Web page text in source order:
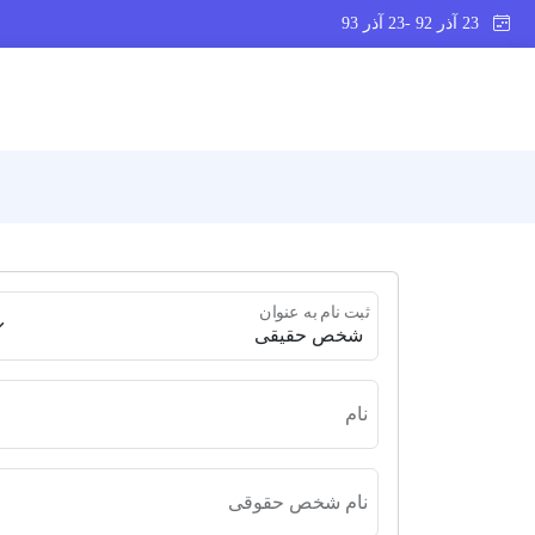
ثبت نام به عنوان
نام
نام شخص حقوقی